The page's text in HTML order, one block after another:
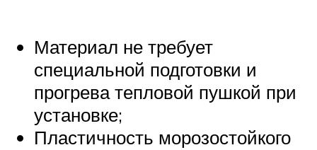
Материал не требует
специальной подготовки и
прогрева тепловой пушкой при
установке;
Пластичность морозостойкого